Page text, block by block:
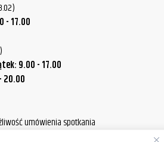
- 17.00
9.00 - 17.00
20.00
umówienia spotkania